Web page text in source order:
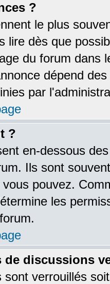
?
le plus
lire dès que
du forum dans
dépend
par
?
en-dessous
Ils sont
pouvez.
les
de discussions
sont verrouillés